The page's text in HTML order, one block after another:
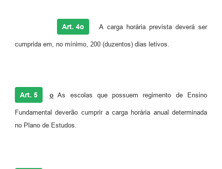
Art. 4o A carga horária prevista deverá ser
cumprida em, no mínimo, 200 (duzentos) dias letivos.
Art. 5 o As escolas que possuem regimento de Ensino
Fundamental deverão cumprir a carga horária anual determinada
no Plano de Estudos.